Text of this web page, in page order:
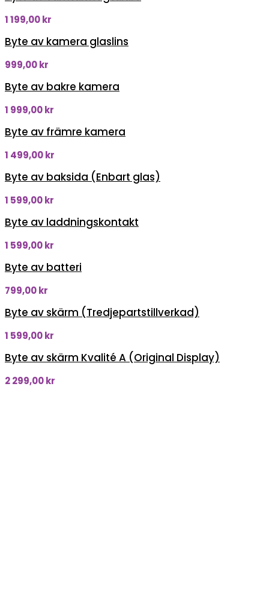
1 199,00kr
Byte av kamera glaslins
999,00kr
Byte av bakre kamera
1 999,00kr
Byte av främre kamera
1 499,00kr
Byte av baksida (Enbart glas)
1 599,00kr
Byte av laddningskontakt
1 599,00kr
Byte av batteri
799,00kr
Byte av skärm (Tredjepartstillverkad)
1 599,00kr
Byte av skärm Kvalité A (Original Display)
2 299,00kr